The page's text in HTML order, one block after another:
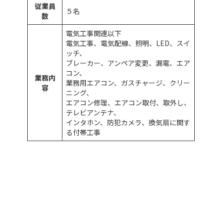
従業員
数
５名
業務内
容
電気工事関連以下
電気工事、電気配線、照明、LED、スイ
ッチ、
ブレーカー、アンペア変更、漏電、エア
コン、
業務用エアコン、ガスチャージ、クリー
ニング、
エアコン修理、エアコン取付、取外し、
テレビアンテナ、
インタホン、防犯カメラ、換気扇に関す
る付帯工事